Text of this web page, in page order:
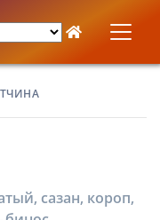
сазан, короп,